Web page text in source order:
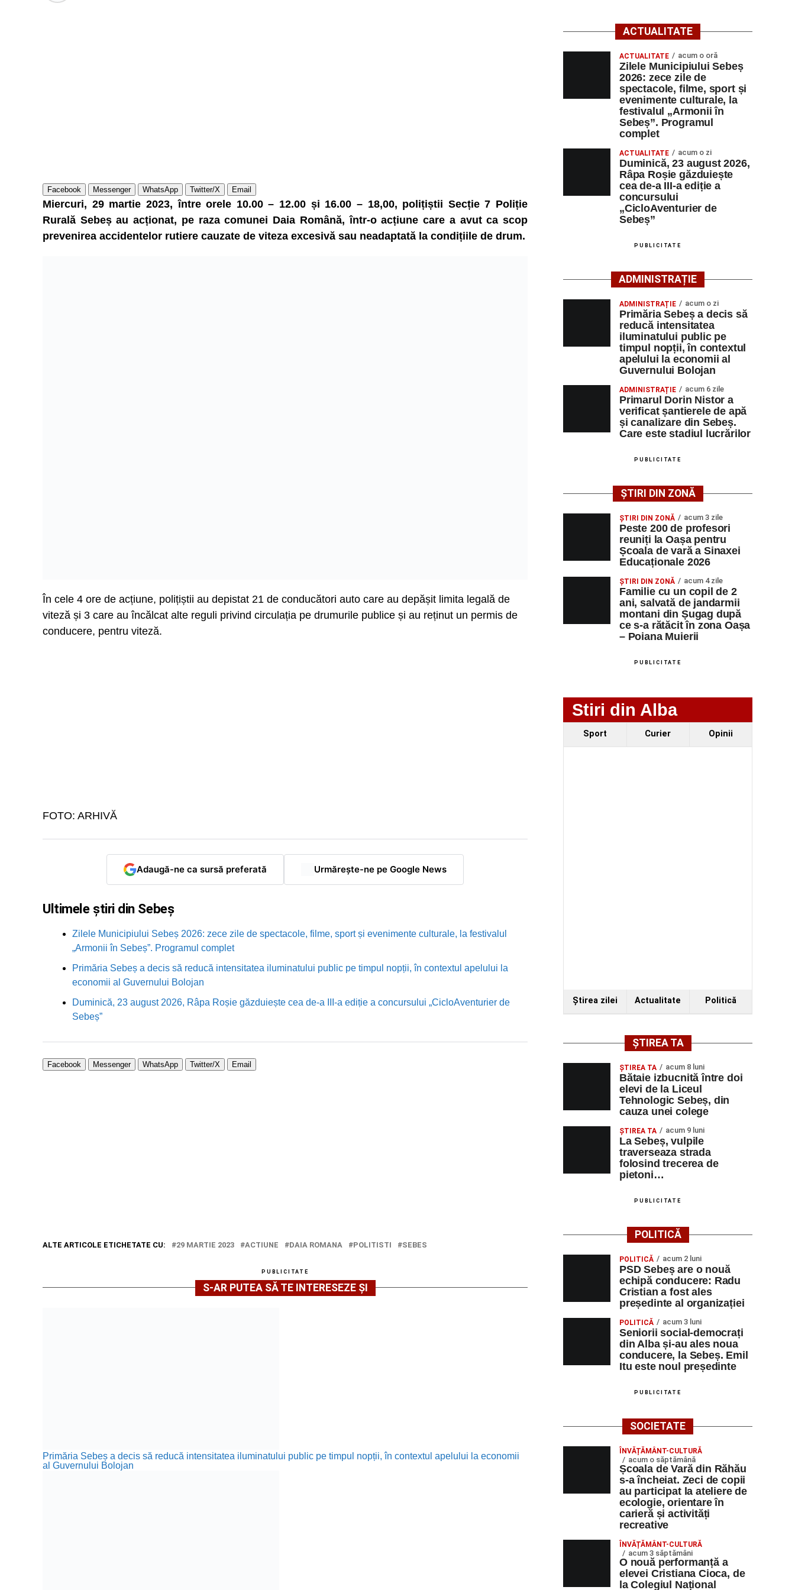
Facebook Messenger WhatsApp Twitter/X Email
Miercuri, 29 martie 2023, între orele 10.00 – 12.00 și 16.00 – 18,00, polițiștii Secție 7 Poliție
Rurală Sebeș au acționat, pe raza comunei Daia Română, într-o acțiune care a avut ca scop
prevenirea accidentelor rutiere cauzate de viteza excesivă sau neadaptată la condițiile de drum.
În cele 4 ore de acțiune, polițiștii au depistat 21 de conducători auto care au depășit limita legală de
viteză și 3 care au încălcat alte reguli privind circulația pe drumurile publice și au reținut un permis de
conducere, pentru viteză.
FOTO: ARHIVĂ
Adaugă-ne ca sursă preferată Urmărește-ne pe Google News
Ultimele știri din Sebeș
Zilele Municipiului Sebeș 2026: zece zile de spectacole, filme, sport și evenimente culturale, la festivalul
„Armonii în Sebeș”. Programul complet
Primăria Sebeș a decis să reducă intensitatea iluminatului public pe timpul nopții, în contextul apelului la
economii al Guvernului Bolojan
Duminică, 23 august 2026, Râpa Roșie găzduiește cea de-a III-a ediție a concursului „CicloAventurier de
Sebeș”
Facebook Messenger WhatsApp Twitter/X Email
ALTE ARTICOLE ETICHETATE CU: 29 MARTIE 2023 ACTIUNE DAIA ROMANA POLITISTI SEBES
PUBLICITATE
S-AR PUTEA SĂ TE INTERESEZE ȘI
Primăria Sebeș a decis să reducă intensitatea iluminatului public pe timpul nopții, în contextul apelului la economii
al Guvernului Bolojan
ACTUALITATE
ACTUALITATE acum o oră
Zilele Municipiului Sebeș
2026: zece zile de
spectacole, filme, sport și
evenimente culturale, la
festivalul „Armonii în
Sebeș”. Programul
complet
ACTUALITATE acum o zi
Duminică, 23 august 2026,
Râpa Roșie găzduiește
cea de-a III-a ediție a
concursului
„CicloAventurier de
Sebeș”
PUBLICITATE
ADMINISTRAȚIE
ADMINISTRAȚIE acum o zi
Primăria Sebeș a decis să
reducă intensitatea
iluminatului public pe
timpul nopții, în contextul
apelului la economii al
Guvernului Bolojan
ADMINISTRAȚIE acum 6 zile
Primarul Dorin Nistor a
verificat șantierele de apă
și canalizare din Sebeș.
Care este stadiul lucrărilor
PUBLICITATE
ȘTIRI DIN ZONĂ
ȘTIRI DIN ZONĂ acum 3 zile
Peste 200 de profesori
reuniți la Oașa pentru
Școala de vară a Sinaxei
Educaționale 2026
ȘTIRI DIN ZONĂ acum 4 zile
Familie cu un copil de 2
ani, salvată de jandarmii
montani din Șugag după
ce s-a rătăcit în zona Oașa
– Poiana Muierii
PUBLICITATE
Stiri din Alba
Sport Curier Opinii
Ştirea zilei Actualitate Politică
ȘTIREA TA
ŞTIREA TA acum 8 luni
Bătaie izbucnită între doi
elevi de la Liceul
Tehnologic Sebeș, din
cauza unei colege
ŞTIREA TA acum 9 luni
La Sebeș, vulpile
traverseaza strada
folosind trecerea de
pietoni…
PUBLICITATE
POLITICĂ
POLITICĂ acum 2 luni
PSD Sebeș are o nouă
echipă conducere: Radu
Cristian a fost ales
președinte al organizației
POLITICĂ acum 3 luni
Seniorii social-democrați
din Alba și-au ales noua
conducere, la Sebeș. Emil
Itu este noul președinte
PUBLICITATE
SOCIETATE
ÎNVĂȚĂMÂNT-CULTURĂ
acum o săptămână
Școala de Vară din Răhău
s-a încheiat. Zeci de copii
au participat la ateliere de
ecologie, orientare în
carieră și activități
recreative
ÎNVĂȚĂMÂNT-CULTURĂ
acum 3 săptămâni
O nouă performanță a
elevei Cristiana Cioca, de
la Colegiul Național